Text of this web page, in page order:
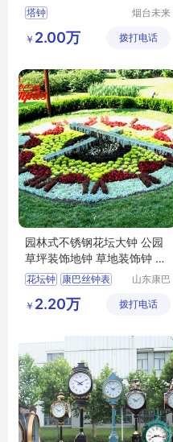
保证
塔钟
烟台未来
科技有限
￥ 2.00万 拨打电话
园林式不锈钢花坛大钟 公园
草坪装饰地钟 草地装饰钟 大
型花钟
花坛钟 康巴丝钟表
康巴丝大钟
山东康巴
限公司
￥ 2.20万 拨打电话